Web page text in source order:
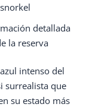
detallada
la reserva
intenso del
surrealista que
su estado más